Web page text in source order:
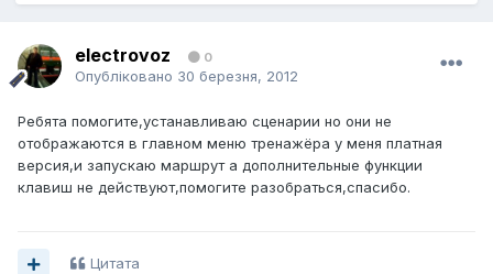
electrovoz 0
Опубліковано 30 березня, 2012
Ребята помогите,устанавливаю сценарии но они не
отображаются в главном меню тренажёра у меня платная
версия,и запускаю маршрут а дополнительные функции
клавиш не действуют,помогите разобраться,спасибо.
Цитата